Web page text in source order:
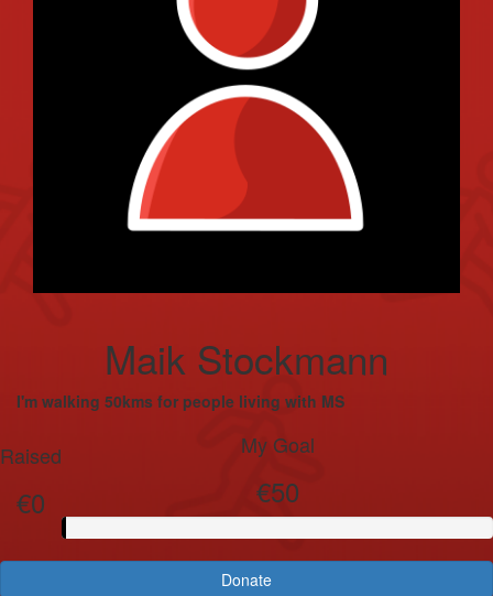
Maik Stockmann
I'm walking 50kms for people living with MS
Raised
€0
My Goal
€50
Donate